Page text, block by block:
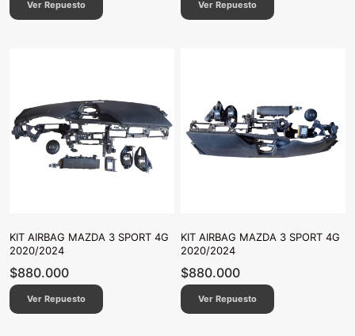
Ver Repuesto Ver Repuesto
KIT AIRBAG MAZDA 3 SPORT 4G
2020/2024
$880.000
Ver Repuesto
KIT AIRBAG MAZDA 3 SPORT 4G
2020/2024
$880.000
Ver Repuesto